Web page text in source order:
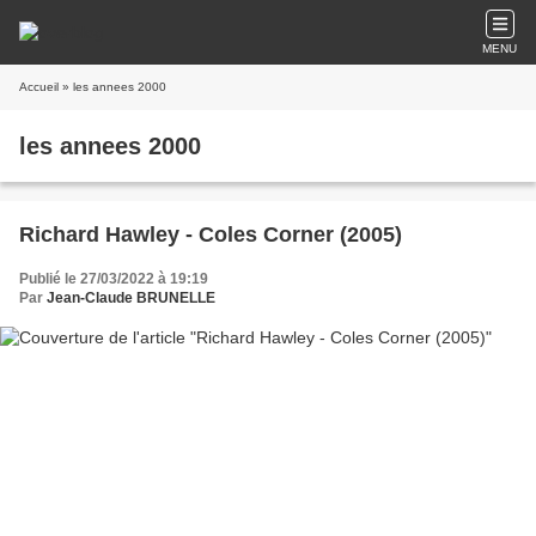
MENU
Accueil » les annees 2000
les annees 2000
Richard Hawley - Coles Corner (2005)
Publié le 27/03/2022 à 19:19
Par Jean-Claude BRUNELLE